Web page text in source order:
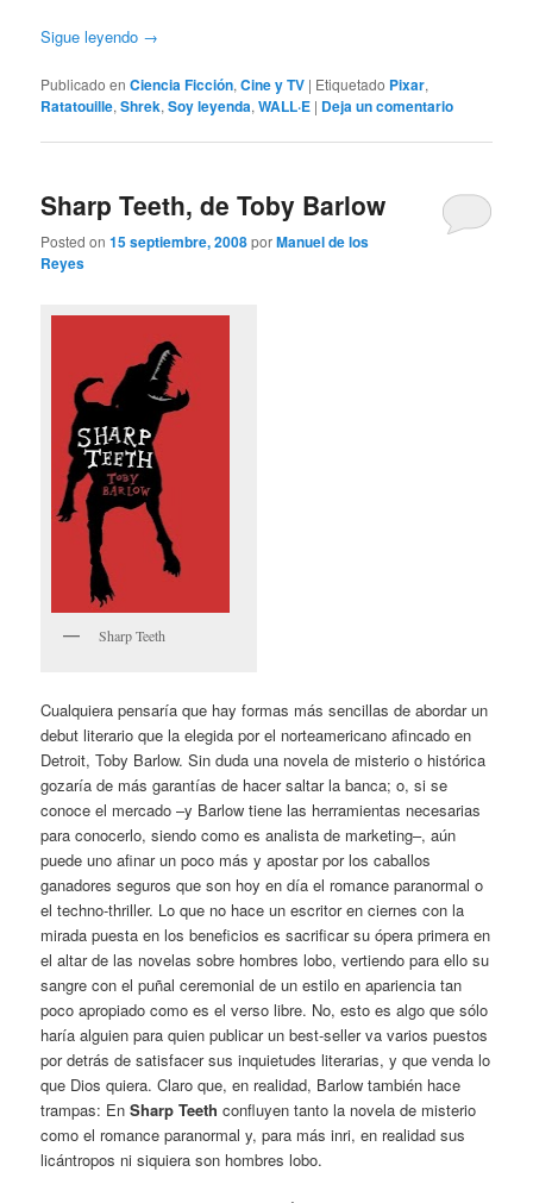
Sigue leyendo →
Publicado en Ciencia Ficción,Cine y TV | Etiquetado Pixar,
Ratatouille,Shrek,Soy leyenda,WALL·E | Deja un comentario
Sharp Teeth, de Toby Barlow
Posted on15 septiembre, 2008porManuel de los
Reyes
Sharp Teeth
Cualquiera pensaría que hay formas más sencillas de abordar un
debut literario que la elegida por el norteamericano afincado en
Detroit, Toby Barlow. Sin duda una novela de misterio o histórica
gozaría de más garantías de hacer saltar la banca; o, si se
conoce el mercado ­–y Barlow tiene las herramientas necesarias
para conocerlo, siendo como es analista de marketing–, aún
puede uno afinar un poco más y apostar por los caballos
ganadores seguros que son hoy en día el romance paranormal o
el techno-thriller. Lo que no hace un escritor en ciernes con la
mirada puesta en los beneficios es sacrificar su ópera primera en
el altar de las novelas sobre hombres lobo, vertiendo para ello su
sangre con el puñal ceremonial de un estilo en apariencia tan
poco apropiado como es el verso libre. No, esto es algo que sólo
haría alguien para quien publicar un best-seller va varios puestos
por detrás de satisfacer sus inquietudes literarias, y que venda lo
que Dios quiera. Claro que, en realidad, Barlow también hace
trampas: EnSharp Teeth confluyen tanto la novela de misterio
como el romance paranormal y, para más inri, en realidad sus
licántropos ni siquiera son hombres lobo.